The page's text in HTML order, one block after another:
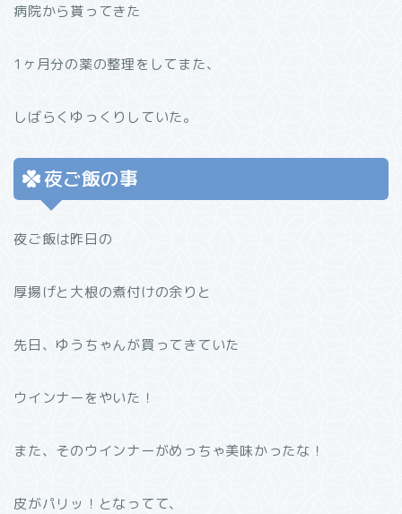
病院から貰ってきた
1ヶ月分の薬の整理をしてまた、
しばらくゆっくりしていた。
夜ご飯の事
夜ご飯は昨日の
厚揚げと大根の煮付けの余りと
先日、ゆうちゃんが買ってきていた
ウインナーをやいた！
また、そのウインナーがめっちゃ美味かったな！
皮がパリッ！となってて、